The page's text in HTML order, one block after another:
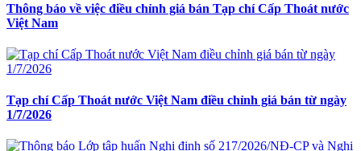
Thông báo về việc điều chỉnh giá bán Tạp chí Cấp Thoát nước
Việt Nam
Tạp chí Cấp Thoát nước Việt Nam điều chỉnh giá bán từ ngày
1/7/2026